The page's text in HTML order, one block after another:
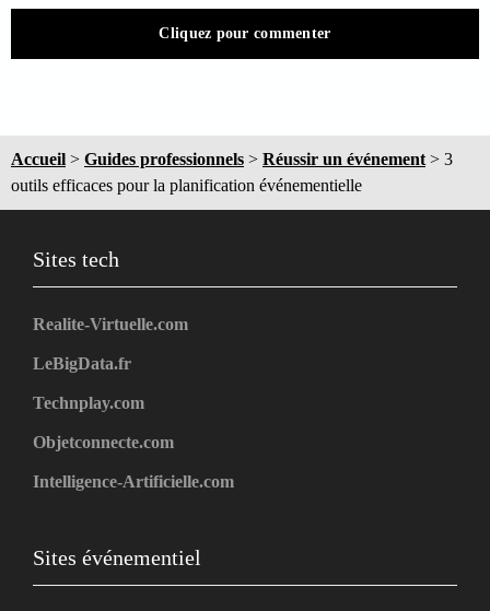
Cliquez pour commenter
Accueil > Guides professionnels > Réussir un événement > 3
outils efficaces pour la planification événementielle
Sites tech
Realite-Virtuelle.com
LeBigData.fr
Technplay.com
Objetconnecte.com
Intelligence-Artificielle.com
Sites événementiel